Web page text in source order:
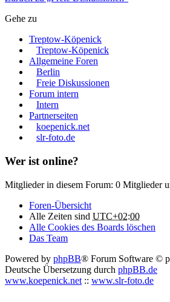
Gehe zu
Treptow-Köpenick
Treptow-Köpenick
Allgemeine Foren
Berlin
Freie Diskussionen
Forum intern
Intern
Partnerseiten
koepenick.net
slr-foto.de
Wer ist online?
Mitglieder in diesem Forum: 0 Mitglieder
Foren-Übersicht
Alle Zeiten sind UTC+02:00
Alle Cookies des Boards löschen
Das Team
Powered by phpBB® Forum Software ©
Deutsche Übersetzung durch phpBB.de
www.koepenick.net :: www.slr-foto.de